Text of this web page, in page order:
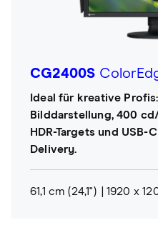
CG2400S
Ideal für kreative
Bilddarstellung, 400
HDR-Targets und USB-
Delivery.
61,1 cm (24,1") 1920 x